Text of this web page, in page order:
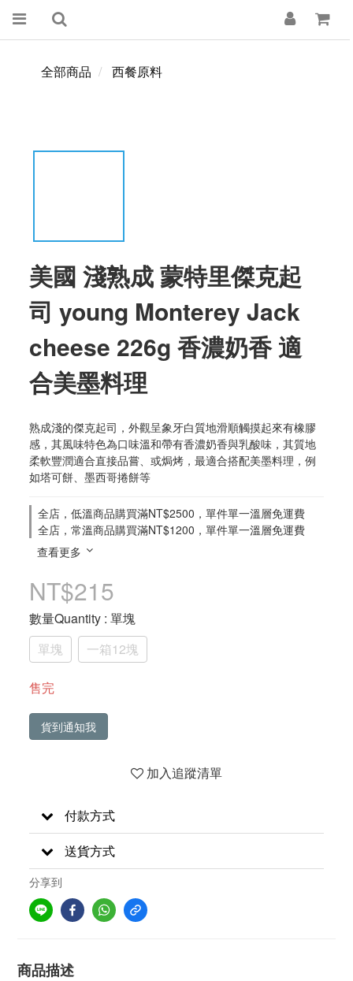
全部商品 西餐原料
美國 淺熟成 蒙特里傑克起
司 young Monterey Jack
cheese 226g 香濃奶香 適
合美墨料理
熟成淺的傑克起司，外觀呈象牙白質地滑順觸摸起來有橡膠
感，其風味特色為口味溫和帶有香濃奶香與乳酸味，其質地
柔軟豐潤適合直接品嘗、或焗烤，最適合搭配美墨料理，例
如塔可餅、墨西哥捲餅等
全店，低溫商品購買滿NT$2500，單件單一溫層免運費
全店，常溫商品購買滿NT$1200，單件單一溫層免運費
查看更多
NT$215
數量Quantity : 單塊
單塊
一箱12塊
售完
貨到通知我
加入追蹤清單
付款方式
送貨方式
分享到
商品描述